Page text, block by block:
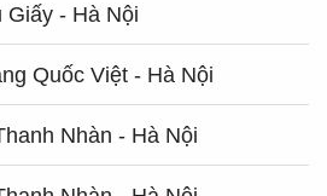
Giấy - Hà Nội
Quốc Việt - Hà Nội
Nhàn - Hà Nội